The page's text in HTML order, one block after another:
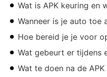
Wat is APK keuring en
Wanneer is je auto toe
Hoe bereid je je voor
Wat gebeurt er tijdens
Wat te doen na de APK